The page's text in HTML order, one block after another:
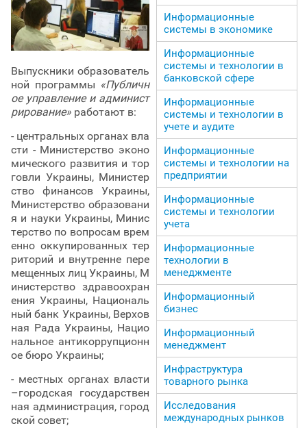
Выпускники образователь
ной программы «Публичн
ое управление и админист
рирование» работают в:
- центральных органах вла
сти - Министерство эконо
мического развития и тор
говли Украины, Министер
ство финансов Украины,
Министерство образовани
я и науки Украины, Минис
терство по вопросам врем
енно оккупированных тер
риторий и внутренне пере
мещенных лиц Украины, М
инистерство здравоохран
ения Украины, Националь
ный банк Украины, Верхов
ная Рада Украины, Нацио
нальное антикоррупционн
ое бюро Украины;
- местных органах власти
–городская государствен
ная администрация, город
ской совет;
Информационные
системы в экономике
Информационные
системы и технологии в
банковской сфере
Информационные
системы и технологии в
учете и аудите
Информационные
системы и технологии на
предприятии
Информационные
системы и технологии
учета
Информационные
технологии в
менеджменте
Информационный
бизнес
Информационный
менеджмент
Инфраструктура
товарного рынка
Исследования
международных рынков